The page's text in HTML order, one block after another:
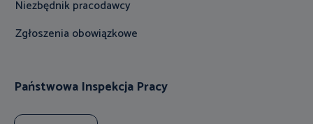
Niezbędnik pracodawcy
Zgłoszenia obowiązkowe
Państwowa Inspekcja Pracy